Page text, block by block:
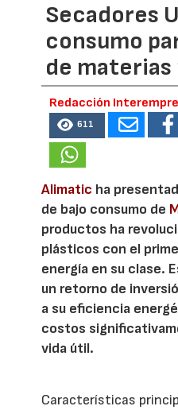
Secadores
consumo
de materias
Redacción
611
Alimatic ha
de bajo consumo de
productos ha
plásticos con el
energía en su clase.
un retorno de
a su eficiencia
costos
vida útil.
Características